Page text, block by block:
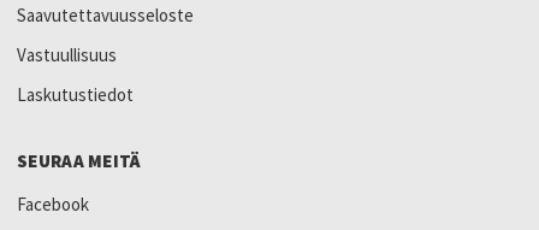
Saavutettavuusseloste
Vastuullisuus
Laskutustiedot
SEURAA MEITÄ
Facebook